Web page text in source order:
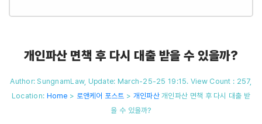
개인파산 면책 후 다시 대출 받을 수 있을까?
Author: SungnamLaw, Update: March-25-25 19:15. View Count : 257,
Location: Home > 로앤케어 포스트 > 개인파산개인파산 면책 후 다시 대출 받
을 수 있을까?